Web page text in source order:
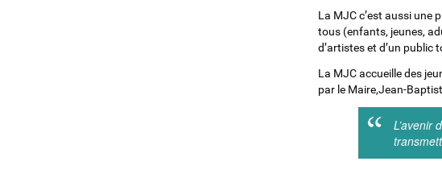
La MJC c’est aussi une
tous (enfants, jeunes,
d’artistes et d’un public
La MJC accueille des
par le Maire,Jean-
L’avenir